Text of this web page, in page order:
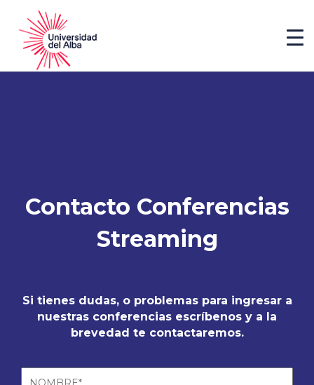
Contacto Conferencias
Streaming
Si tienes dudas, o problemas para ingresar a
nuestras conferencias escríbenos y a la
brevedad te contactaremos.